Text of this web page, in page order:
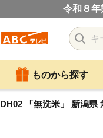
令和８年
ものから探す
DH02 「無洗米」 新潟県